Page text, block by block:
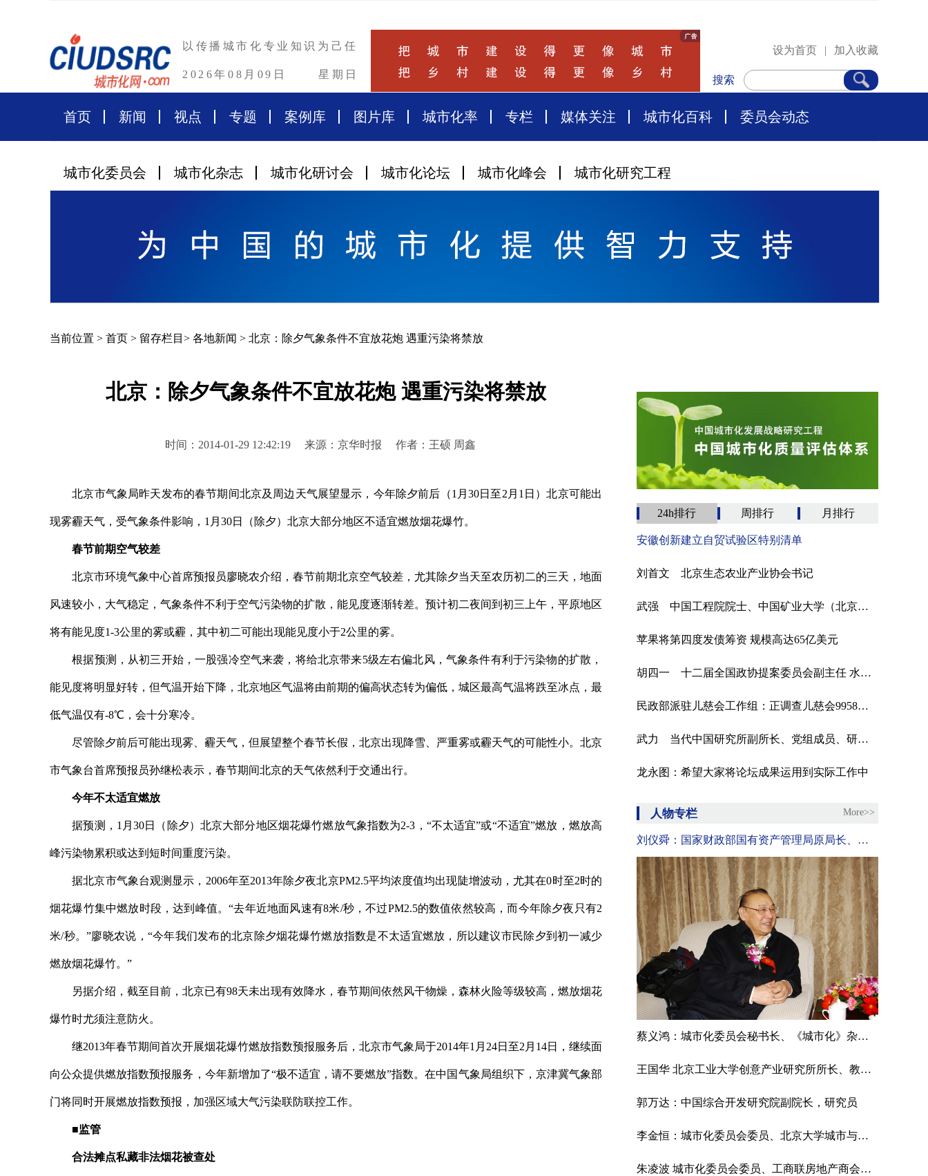
以传播城市化专业知识为己任
2026年08月09日 星期日
设为首页 | 加入收藏
搜索
首页 新闻 视点 专题 案例库 图片库 城市化率 专栏 媒体关注 城市化百科 委员会动态
城市化委员会 城市化杂志 城市化研讨会 城市化论坛 城市化峰会 城市化研究工程
当前位置 > 首页 > 留存栏目 > 各地新闻 > 北京：除夕气象条件不宜放花炮 遇重污染将禁放
北京：除夕气象条件不宜放花炮 遇重污染将禁放
时间：2014-01-29 12:42:19 来源：京华时报 作者：王硕 周鑫
北京市气象局昨天发布的春节期间北京及周边天气展望显示，今年除夕前后（1月30日至2月1日）北京可能出
现雾霾天气，受气象条件影响，1月30日（除夕）北京大部分地区不适宜燃放烟花爆竹。
春节前期空气较差
北京市环境气象中心首席预报员廖晓农介绍，春节前期北京空气较差，尤其除夕当天至农历初二的三天，地面
风速较小，大气稳定，气象条件不利于空气污染物的扩散，能见度逐渐转差。预计初二夜间到初三上午，平原地区
将有能见度1-3公里的雾或霾，其中初二可能出现能见度小于2公里的雾。
根据预测，从初三开始，一股强冷空气来袭，将给北京带来5级左右偏北风，气象条件有利于污染物的扩散，
能见度将明显好转，但气温开始下降，北京地区气温将由前期的偏高状态转为偏低，城区最高气温将跌至冰点，最
低气温仅有-8℃，会十分寒冷。
尽管除夕前后可能出现雾、霾天气，但展望整个春节长假，北京出现降雪、严重雾或霾天气的可能性小。北京
市气象台首席预报员孙继松表示，春节期间北京的天气依然利于交通出行。
今年不太适宜燃放
据预测，1月30日（除夕）北京大部分地区烟花爆竹燃放气象指数为2-3，“不太适宜”或“不适宜”燃放，燃放高
峰污染物累积或达到短时间重度污染。
据北京市气象台观测显示，2006年至2013年除夕夜北京PM2.5平均浓度值均出现陡增波动，尤其在0时至2时的
烟花爆竹集中燃放时段，达到峰值。“去年近地面风速有8米/秒，不过PM2.5的数值依然较高，而今年除夕夜只有2
米/秒。”廖晓农说，“今年我们发布的北京除夕烟花爆竹燃放指数是不太适宜燃放，所以建议市民除夕到初一减少
燃放烟花爆竹。”
另据介绍，截至目前，北京已有98天未出现有效降水，春节期间依然风干物燥，森林火险等级较高，燃放烟花
爆竹时尤须注意防火。
继2013年春节期间首次开展烟花爆竹燃放指数预报服务后，北京市气象局于2014年1月24日至2月14日，继续面
向公众提供燃放指数预报服务，今年新增加了“极不适宜，请不要燃放”指数。在中国气象局组织下，京津冀气象部
门将同时开展燃放指数预报，加强区域大气污染联防联控工作。
■监管
合法摊点私藏非法烟花被查处
24h排行 周排行 月排行
安徽创新建立自贸试验区特别清单
刘首文 北京生态农业产业协会书记
武强 中国工程院院士、中国矿业大学（北京）教授
苹果将第四度发债筹资 规模高达65亿美元
胡四一 十二届全国政协提案委员会副主任 水利部原副部长
民政部派驻儿慈会工作组：正调查儿慈会9958项目河南“救助站”负责人雷某涉嫌职务犯罪
武力 当代中国研究所副所长、党组成员、研究员
龙永图：希望大家将论坛成果运用到实际工作中
人物专栏 More>>
刘仪舜：国家财政部国有资产管理局原局长、中资投资管理有限公司董事长
蔡义鸿：城市化委员会秘书长、《城市化》杂志社社长
王国华 北京工业大学创意产业研究所所长、教授、博士
郭万达：中国综合开发研究院副院长，研究员
李金恒：城市化委员会委员、北京大学城市与区域规划研究所所长
朱凌波 城市化委员会委员、工商联房地产商会商业不动产专业委员会主任兼秘书长